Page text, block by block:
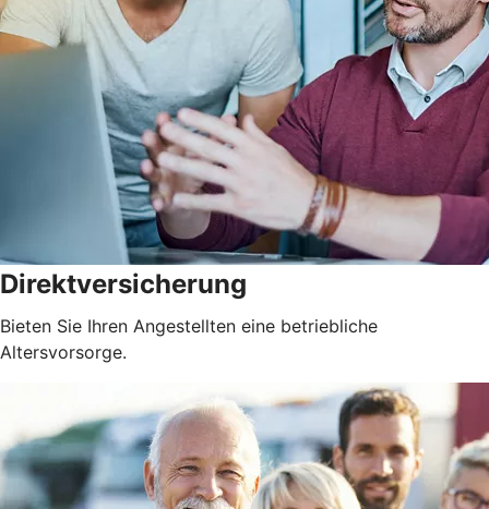
Direktversicherung
Bieten Sie Ihren Angestellten eine betriebliche
Altersvorsorge.